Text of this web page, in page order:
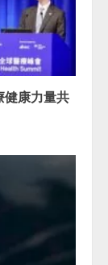
ンジニア油
。「セール
「営業領域
とAI研究
健康力量共